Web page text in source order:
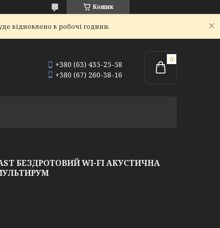
Кошик
відновлено в робочі години.
+380 (63) 435-25-58
+380 (67) 260-38-16
БЕЗДРОТОВИЙ WI-FI АКУСТИЧНА